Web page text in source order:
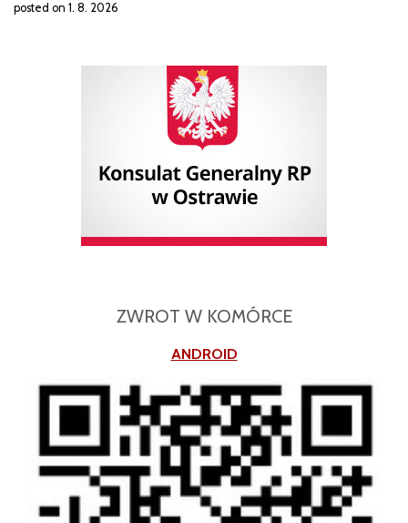
posted on 1. 8. 2026
ZWROT W KOMÓRCE
ANDROID